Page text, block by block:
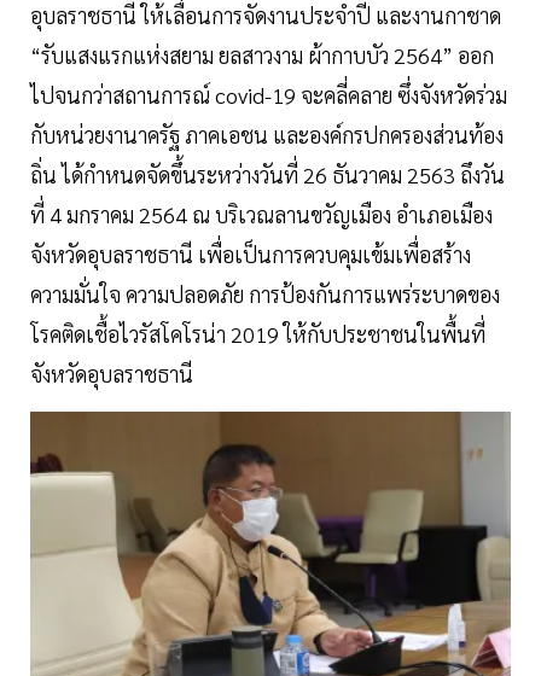
อุบลราชธานี ให้เลื่อนการจัดงานประจำปี และงานกาชาด
“รับแสงแรกแห่งสยาม ยลสาวงาม ผ้ากาบบัว 2564” ออก
ไปจนกว่าสถานการณ์ covid-19 จะคลี่คลาย ซึ่งจังหวัดร่วม
กับหน่วยงานาครัฐ ภาคเอชน และองค์กรปกครองส่วนท้อง
ถิ่น ได้กำหนดจัดขึ้นระหว่างวันที่ 26 ธันวาคม 2563 ถึงวัน
ที่ 4 มกราคม 2564 ณ บริเวณลานขวัญเมือง อำเภอเมือง
จังหวัดอุบลราชธานี เพื่อเป็นการควบคุมเข้มเพื่อสร้าง
ความมั่นใจ ความปลอดภัย การป้องกันการแพร่ระบาดของ
โรคติดเชื้อไวรัสโคโรน่า 2019 ให้กับประชาชนในพื้นที่
จังหวัดอุบลราชธานี